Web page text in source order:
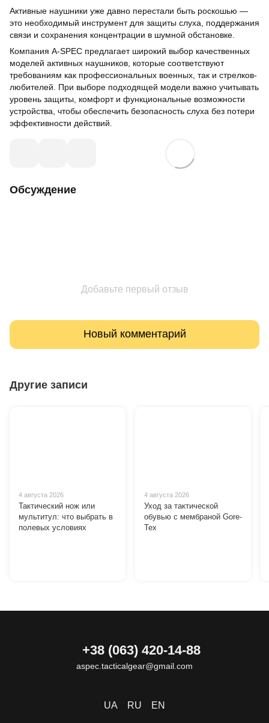
Активные наушники уже давно перестали быть роскошью —
это необходимый инструмент для защиты слуха, поддержания
связи и сохранения концентрации в шумной обстановке.
Компания A-SPEC предлагает широкий выбор качественных
моделей активных наушников, которые соответствуют
требованиям как профессиональных военных, так и стрелков-
любителей. При выборе подходящей модели важно учитывать
уровень защиты, комфорт и функциональные возможности
устройства, чтобы обеспечить безопасность слуха без потери
эффективности действий.
Обсуждение
Добавьте первый отзыв
Новый комментарий
Другие записи
4 августа 2026
Тактический нож или
мультитул: что выбрать в
полевых условиях
4 августа 2026
Уход за тактической
обувью с мембраной Gore-
Tex
+38 (063) 420-14-88
aspec.tacticalgear@gmail.com
UA RU EN